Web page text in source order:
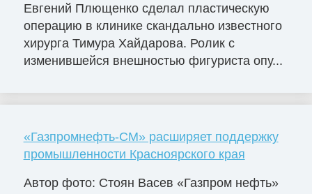
Евгений Плющенко сделал пластическую
операцию в клинике скандально известного
хирурга Тимура Хайдарова. Ролик с
изменившейся внешностью фигуриста опу...
«Газпромнефть-СМ» расширяет поддержку
промышленности Красноярского края
Автор фото: Стоян Васев «Газпром нефть»